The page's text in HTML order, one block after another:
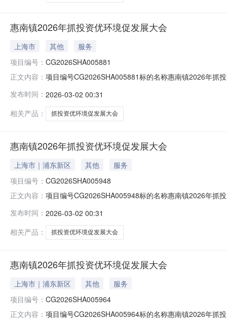
惠南镇2026年抓投资优环境促发展大会
上海市 其他
服务
项目编号： CG2026SHA005881
正文内容： 项目编号CG2026SHA005881标的名称惠南镇2026年抓
发布时间： 2026-03-02 00:31
相关产品：
抓投资优环境促发展大会
惠南镇2026年抓投资优环境促发展大会
上海市｜浦东新区 其他
服务
项目编号： CG2026SHA005948
正文内容： 项目编号CG2026SHA005948标的名称惠南镇2026年抓
发布时间： 2026-03-02 00:31
相关产品：
抓投资优环境促发展大会
惠南镇2026年抓投资优环境促发展大会
上海市｜浦东新区 其他
服务
项目编号： CG2026SHA005964
正文内容： 项目编号CG2026SHA005964标的名称惠南镇2026年抓